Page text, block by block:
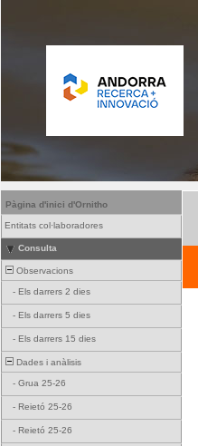
Pàgina d'inici d'Ornitho
Entitats col·laboradores
Consulta
Observacions
- Els darrers 2 dies
- Els darrers 5 dies
- Els darrers 15 dies
Dades i anàlisis
- Grua 25-26
- Reietó 25-26
- Reietó 25-26